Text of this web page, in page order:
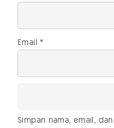
Email *
Simpan nama, email,